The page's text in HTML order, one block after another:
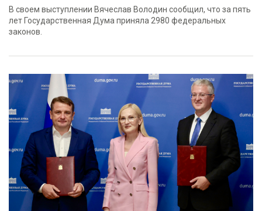
В своем выступлении Вячеслав Володин сообщил, что за пять
лет Государственная Дума приняла 2980 федеральных
законов.